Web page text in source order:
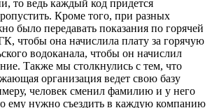
то ведь каждый код придется
Кроме того, при разных
было передавать показания по горячей
чтобы она начислила плату за горячую
водоканала, чтобы он начислил
Также мы столкнулись с тем, что
организация ведет свою базу
человек сменил фамилию и у него
ему нужно съездить в каждую компанию